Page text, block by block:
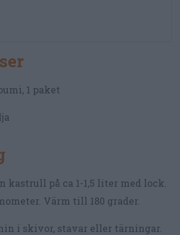
1 paket
kastrull på ca 1-1,5 liter med lock.
Värm till 180 grader.
i skivor, stavar eller tärningar.